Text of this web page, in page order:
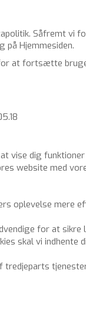
Så­fremt vi
Hjem­mesi­den.
at fort­sæt­te
vise dig
website med
oplevelse mere
for at sikre
skal vi indhente